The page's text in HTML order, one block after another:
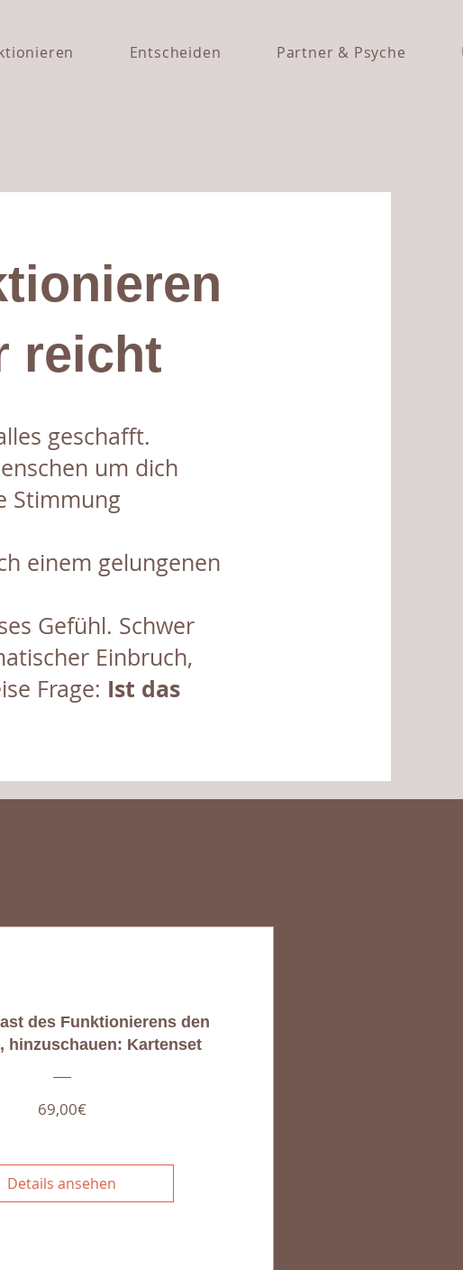
Entscheiden Partner & Psyche
reicht
geschafft.
um dich
Stimmung
einem gelungenen
Gefühl. Schwer
Einbruch,
Frage: Ist das
des Funktionierens den
hinzuschauen: Kartenset
69,00€Preis
Details ansehen